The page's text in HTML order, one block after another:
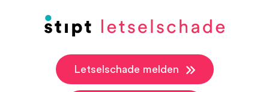
Letselschade melden